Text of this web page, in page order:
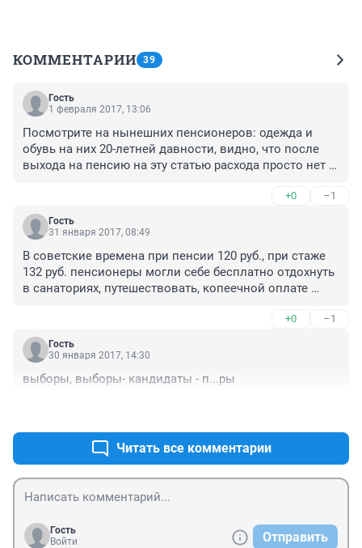
КОММЕНТАРИИ 39
Гость
1 февраля 2017, 13:06
Посмотрите на нынешних пенсионеров: одежда и
обувь на них 20-летней давности, видно, что после
выхода на пенсию на эту статью расхода просто нет
необходимо в таком возрасте, а что подешевле. Если
посмотреть рацион пенсионера, то там кроме
картошки, хлеба, молока и подсолнечного масла мало
всегда.
Основными статьями расхода являются коммуналка
и лекарства. Я уже не говорю о возможности сходить
пенсионного возраста? А ведь все, чем сейчас живет
страна, создали эти люди. Сегодняшние только
гробят заводы и разваливают все, что было создано.
Посмотрите, кто нынче требуется на работу- одни
стремительно снижается. Больно на все смотреть...
+0 –1
Гость
31 января 2017, 08:49
В советские времена при пенсии 120 руб., при стаже
132 руб. пенсионеры могли себе бесплатно отдохнуть
в санаториях, путешествовать, копеечной оплате
сегодняшние цены пенсия должна быть не меньше 40
000 руб. и то не будет тех возможностей когда была
120 руб.
+0 –1
Гость
30 января 2017, 14:30
выборы, выборы- кандидаты - п...ры
Читать все комментарии
Гость
Войти
Отправить